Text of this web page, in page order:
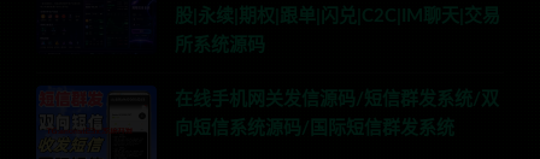
股|永续|期权|跟单|闪兑|C2C|IM聊天|交易
所系统源码
在线手机网关发信源码/短信群发系统/双
向短信系统源码/国际短信群发系统